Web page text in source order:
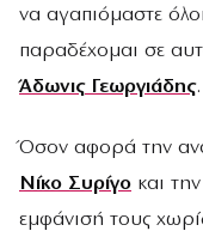
να αγαπιόμαστε
παραδέχομαι σε
Άδωνις Γεωργιάδης.
Όσον αφορά την
Νίκο Συρίγο και την
εμφάνισή τους